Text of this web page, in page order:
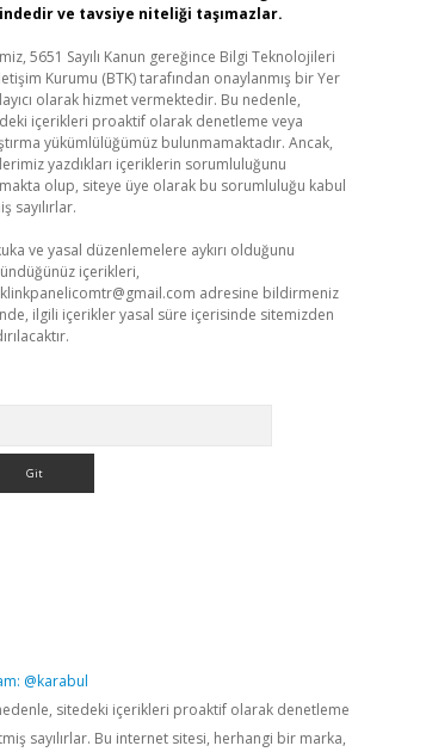
ve tavsiye niteliği taşımazlar.
5651 Sayılı Kanun gereğince Bilgi Teknolojileri
Kurumu (BTK) tarafından onaylanmış bir Yer
olarak hizmet vermektedir. Bu nedenle,
içerikleri proaktif olarak denetleme veya
yükümlülüğümüz bulunmamaktadır. Ancak,
yazdıkları içeriklerin sorumluluğunu
olup, siteye üye olarak bu sorumluluğu kabul
sayılırlar.
ve yasal düzenlemelere aykırı olduğunu
içerikleri,
adresine bildirmeniz
ilgili içerikler yasal süre içerisinde sitemizden
@karabul
sitedeki içerikleri proaktif olarak denetleme
sayılırlar. Bu internet sitesi, herhangi bir marka,